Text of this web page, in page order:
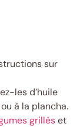
sur
les d’huile
à la plancha.
grilléset